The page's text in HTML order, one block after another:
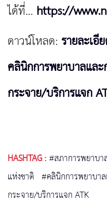
ได้ที่... https://
ดาวน์โหลด:รายละเอี
คลินิกการพยาบาลแล
กระจาย/บริการแจก
HASHTAG:#สภาการพยาบา
แห่งชาติ #คลินิกการพยาบา
กระจาย/บริการแจก ATK